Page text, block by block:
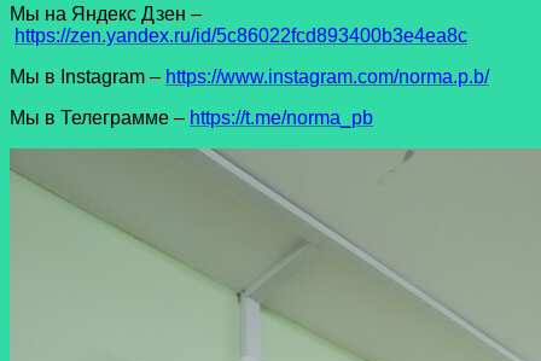
Мы на Яндекс Дзен –
https://zen.yandex.ru/id/5c86022fcd893400b3e4ea8c
Мы в Instagram – https://www.instagram.com/norma.p.b/
Мы в Телеграмме – https://t.me/norma_pb